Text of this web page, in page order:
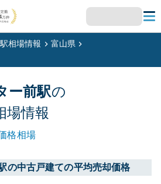
駅相場情報
富山県
ー前駅の
場情報
格相場
の中古戸建ての平均売却価格